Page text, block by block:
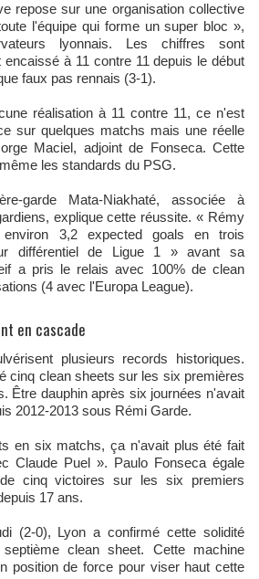
l'équipe qui forme un super bloc »,
lyonnais. Les chiffres sont
à 11 contre 11 depuis le début
faux pas rennais (3-1).
réalisation à 11 contre 11, ce n'est
sur quelques matchs mais une réelle
Maciel, adjoint de Fonseca. Cette
les standards du PSG.
garde Mata-Niakhaté, associée à
explique cette réussite. « Rémy
3,2 expected goals en trois
différentiel de Ligue 1 » avant sa
a pris le relais avec 100% de clean
(4 avec l'Europa League).
en cascade
cinq clean sheets sur les six premières
Être dauphin après six journées n'avait
2012-2013 sous Rémi Garde.
en six matchs, ça n'avait plus été fait
Claude Puel ». Paulo Fonseca égale
cinq victoires sur les six premiers
17 ans.
(2-0), Lyon a confirmé cette solidité
clean sheet. Cette machine
position de force pour viser haut cette